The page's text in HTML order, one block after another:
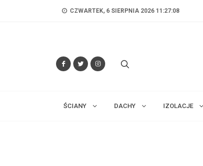
CZWARTEK, 6 SIERPNIA 2026 11:27:09
ŚCIANY DACHY IZOLACJE